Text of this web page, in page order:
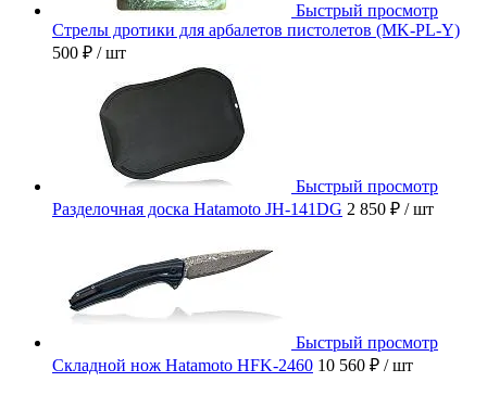
Быстрый просмотр
Стрелы дротики для арбалетов пистолетов (MK-PL-Y)
500 ₽ / шт
Быстрый просмотр
Разделочная доска Hatamoto JH-141DG 2 850 ₽ / шт
Быстрый просмотр
Складной нож Hatamoto HFK-2460 10 560 ₽ / шт